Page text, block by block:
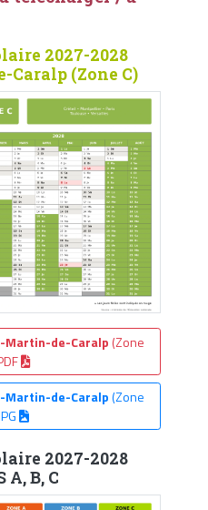
2027-2028
(Zone C)
Martin-de-Caralp (Zone
Martin-de-Caralp(Zone
2027-2028
A, B, C